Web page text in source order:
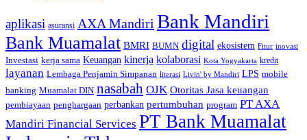
aplikasi asuransi AXA Mandiri Bank Mandiri
Bank Muamalat BMRI BUMN digital ekosistem Fitur inovasi
Investasi kerja sama Keuangan kinerja kolaborasi Kota Yogyakarta kredit
layanan Lembaga Penjamin Simpanan literasi Livin' by Mandiri LPS mobile
banking Muamalat DIN nasabah OJK Otoritas Jasa keuangan
pembiayaan penghargaan perbankan pertumbuhan program PT AXA
Mandiri Financial Services PT Bank Muamalat